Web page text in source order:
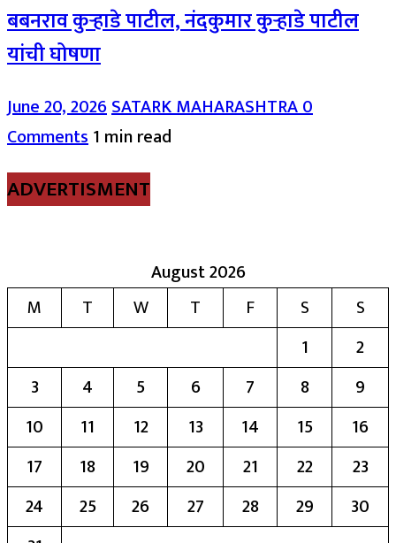
बबनराव कुऱ्हाडे पाटील, नंदकुमार कुऱ्हाडे पाटील
यांची घोषणा
June 20, 2026SATARK MAHARASHTRA0
Comments1 min read
ADVERTISMENT
August 2026
M
T W T F S
S
1
2
3
4 5 6 7 8
9
10
11 12 13 14 15
16
17
18 19 20 21 22
23
24
25 26 27 28 29
30